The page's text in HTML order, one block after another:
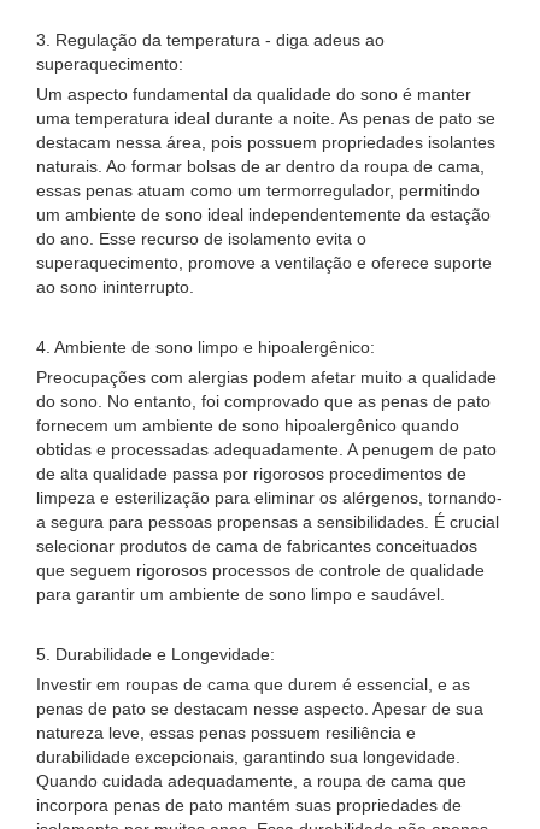
3. Regulação da temperatura - diga adeus ao
superaquecimento:
Um aspecto fundamental da qualidade do sono é manter
uma temperatura ideal durante a noite. As penas de pato se
destacam nessa área, pois possuem propriedades isolantes
naturais. Ao formar bolsas de ar dentro da roupa de cama,
essas penas atuam como um termorregulador, permitindo
um ambiente de sono ideal independentemente da estação
do ano. Esse recurso de isolamento evita o
superaquecimento, promove a ventilação e oferece suporte
ao sono ininterrupto.
4. Ambiente de sono limpo e hipoalergênico:
Preocupações com alergias podem afetar muito a qualidade
do sono. No entanto, foi comprovado que as penas de pato
fornecem um ambiente de sono hipoalergênico quando
obtidas e processadas adequadamente. A penugem de pato
de alta qualidade passa por rigorosos procedimentos de
limpeza e esterilização para eliminar os alérgenos, tornando-
a segura para pessoas propensas a sensibilidades. É crucial
selecionar produtos de cama de fabricantes conceituados
que seguem rigorosos processos de controle de qualidade
para garantir um ambiente de sono limpo e saudável.
5. Durabilidade e Longevidade:
Investir em roupas de cama que durem é essencial, e as
penas de pato se destacam nesse aspecto. Apesar de sua
natureza leve, essas penas possuem resiliência e
durabilidade excepcionais, garantindo sua longevidade.
Quando cuidada adequadamente, a roupa de cama que
incorpora penas de pato mantém suas propriedades de